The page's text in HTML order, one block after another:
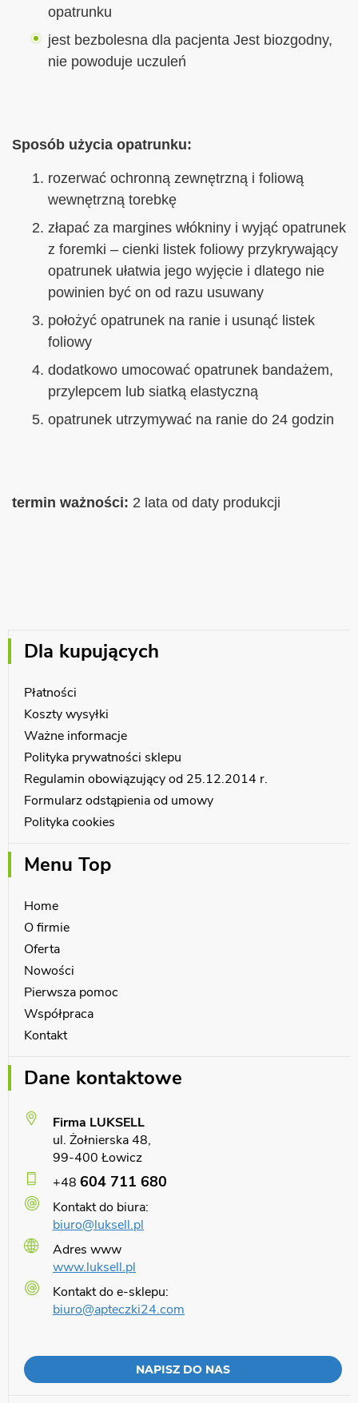
opatrunku
jest bezbolesna dla pacjenta Jest biozgodny,
nie powoduje uczuleń
Sposób użycia opatrunku:
rozerwać ochronną zewnętrzną i foliową
wewnętrzną torebkę
złapać za margines włókniny i wyjąć opatrunek
z foremki – cienki listek foliowy przykrywający
opatrunek ułatwia jego wyjęcie i dlatego nie
powinien być on od razu usuwany
położyć opatrunek na ranie i usunąć listek
foliowy
dodatkowo umocować opatrunek bandażem,
przylepcem lub siatką elastyczną
opatrunek utrzymywać na ranie do 24 godzin
termin ważności: 2 lata od daty produkcji
Dla kupujących
Płatności
Koszty wysyłki
Ważne informacje
Polityka prywatności sklepu
Regulamin obowiązujący od 25.12.2014 r.
Formularz odstąpienia od umowy
Polityka cookies
Menu Top
Home
O firmie
Oferta
Nowości
Pierwsza pomoc
Współpraca
Kontakt
Dane kontaktowe
Firma LUKSELL
ul. Żołnierska 48,
99-400 Łowicz
+48 604 711 680
Kontakt do biura:
biuro@luksell.pl
Adres www
www.luksell.pl
Kontakt do e-sklepu:
biuro@apteczki24.com
NAPISZ DO NAS